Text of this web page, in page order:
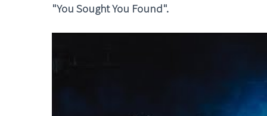
"You Sought You Found".